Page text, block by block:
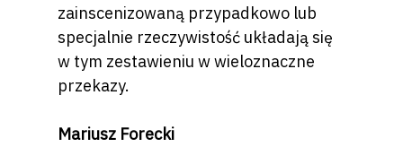
zainscenizowaną przypadkowo lub
specjalnie rzeczywistość układają się
w tym zestawieniu w wieloznaczne
przekazy.
Mariusz Forecki